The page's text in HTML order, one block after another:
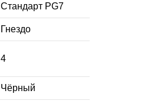
Стандарт PG7
Гнездо
4
Чёрный